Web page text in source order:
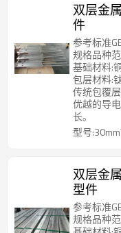
双层金
件
参考标准
规格品种
基础材料:
包层材料:
传统包覆
优越的导
长。
型号
双层金
型件
参考标准
规格品种